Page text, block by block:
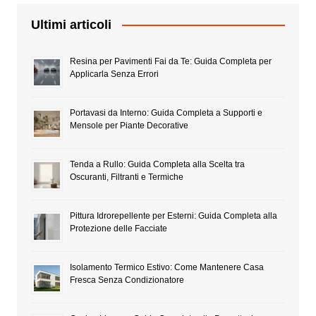
Ultimi articoli
Resina per Pavimenti Fai da Te: Guida Completa per
Applicarla Senza Errori
Portavasi da Interno: Guida Completa a Supporti e
Mensole per Piante Decorative
Tenda a Rullo: Guida Completa alla Scelta tra
Oscuranti, Filtranti e Termiche
Pittura Idrorepellente per Esterni: Guida Completa alla
Protezione delle Facciate
Isolamento Termico Estivo: Come Mantenere Casa
Fresca Senza Condizionatore